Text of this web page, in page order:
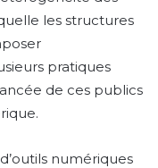
les structures
pratiques
de ces publics
numériques